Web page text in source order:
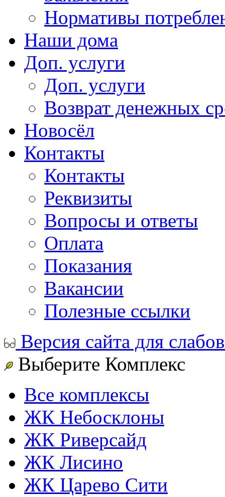
Нормативы
Наши дома
Доп. услуги
Доп. услуги
Возврат денежных
Новосёл
Контакты
Контакты
Реквизиты
Вопросы и ответы
Оплата
Показания
Вакансии
Полезные ссылки
Версия сайта для
Выберите Комплекс
Все комплексы
ЖК Небосклоны
ЖК Риверсайд
ЖК Лисино
ЖК Царево Сити